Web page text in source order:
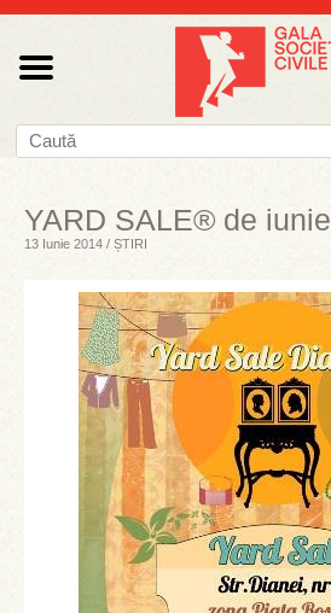
YARD SALE® de iunie
13 Iunie 2014 / ȘTIRI